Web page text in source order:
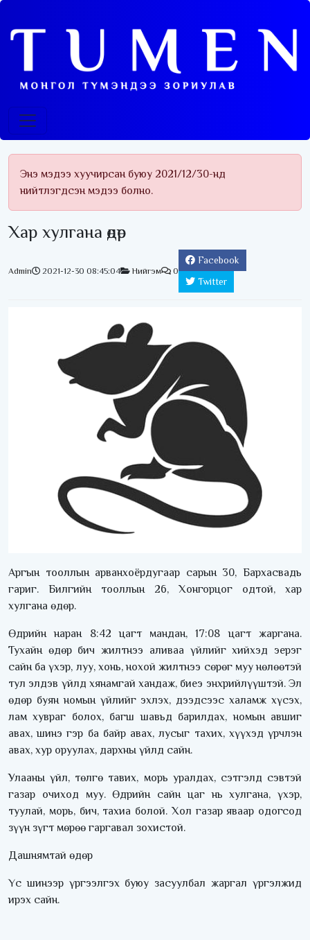
Энэ мэдээ хуучирсан буюу 2021/12/30-нд
нийтлэгдсэн мэдээ болно.
Хар хулгана өдөр
Admin 2021-12-30 08:45:04 Нийгэм 0
Facebook
Twitter
Аргын тооллын арванхоёрдугаар сарын 30, Бархасвадь
гариг. Билгийн тооллын 26, Хонгорцог одтой, хар
хулгана өдөр.
Өдрийн наран 8:42 цагт мандан, 17:08 цагт жаргана.
Тухайн өдөр бич жилтнээ аливаа үйлийг хийхэд эерэг
сайн ба үхэр, луу, хонь, нохой жилтнээ сөрөг муу нөлөөтэй
тул элдэв үйлд хянамгай хандаж, биеэ энхрийлүүштэй. Эл
өдөр буян номын үйлийг эхлэх, дээдсээс халамж хүсэх,
лам хувраг болох, багш шавьд барилдах, номын авшиг
авах, шинэ гэр ба байр авах, лусыг тахих, хүүхэд үрчлэн
авах, хур оруулах, дархны үйлд сайн.
Улааны үйл, төлгө тавих, морь уралдах, сэтгэлд сэвтэй
газар очиход муу. Өдрийн сайн цаг нь хулгана, үхэр,
туулай, морь, бич, тахиа болой. Хол газар яваар одогсод
зүүн зүгт мөрөө гаргавал зохистой.
Дашнямтай өдөр
Үс шинээр үргээлгэх буюу засуулбал жаргал үргэлжид
ирэх сайн.